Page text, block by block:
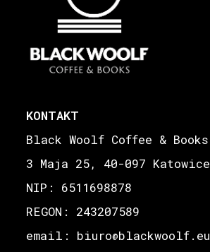
KONTAKT
Black Woolf Coffee & Books
3 Maja 25, 40-097 Katowice
NIP: 6511698878
REGON: 243207589
email: biuro@blackwoolf.eu